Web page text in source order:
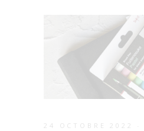
24 OCTOBRE 2022